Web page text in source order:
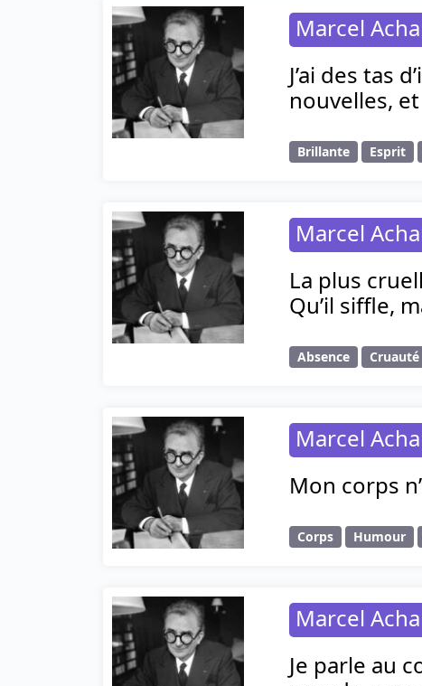
Marcel
J’ai des tas
nouvelles,
Brillante Esprit
Marcel
La plus
Qu’il siffle,
Absence Cruauté
Marcel
Mon corps
Corps Humour
Marcel
Je parle au